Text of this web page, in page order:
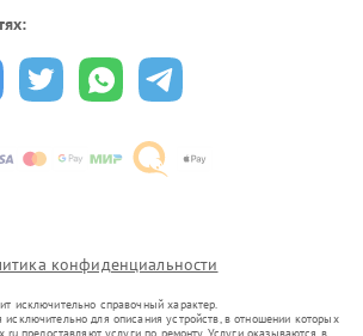
конфиденциальности
исключительно справочный характер.
для описания устройств, в отношении которых
предоставляют услуги по ремонту. Услуги оказываются в